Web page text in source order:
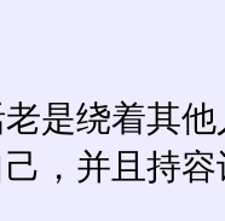
绕着其他
，并且持